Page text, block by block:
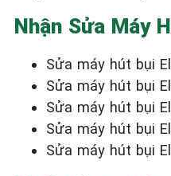
Nhận Sửa Máy
Sửa máy hút bụi
Sửa máy hút bụi
Sửa máy hút bụi
Sửa máy hút bụi
Sửa máy hút bụi